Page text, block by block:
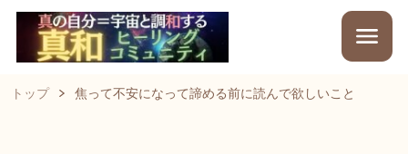
トップ 焦って不安になって諦める前に読んで欲しいこと